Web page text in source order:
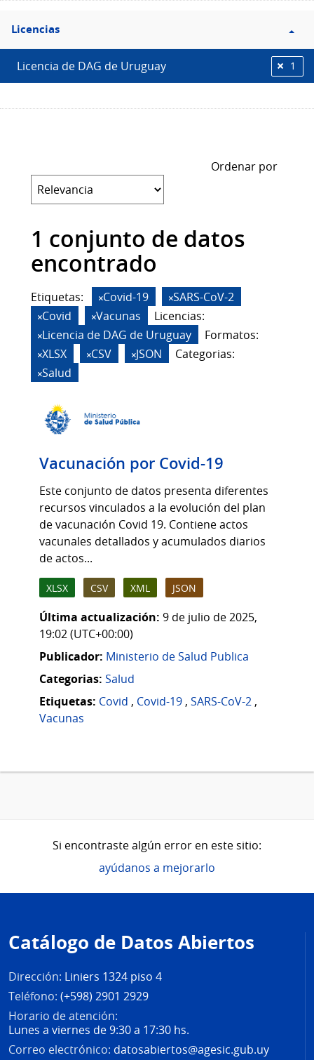
Filtro
Licencias
Licencias
Licencia de DAG de Uruguay 1
Ordenar por
1 conjunto de datos
encontrado
Etiquetas: Covid-19
SARS-CoV-2
Covid
Vacunas
Licencias:
Licencia de DAG de Uruguay
Formatos:
XLSX
CSV JSON
Categorias:
Salud
Vacunación por Covid-19
Este conjunto de datos presenta diferentes
recursos vinculados a la evolución del plan
de vacunación Covid 19. Contiene actos
vacunales detallados y acumulados diarios
de actos...
XLSX CSV XML JSON
Última actualización: 9 de julio de 2025,
19:02 (UTC+00:00)
Publicador: Ministerio de Salud Publica
Categorias: Salud
Etiquetas: Covid , Covid-19 , SARS-CoV-2 ,
Vacunas
Si encontraste algún error en este sitio:
ayúdanos a mejorarlo
de
página
Catálogo de Datos Abiertos
Dirección: Liniers 1324 piso 4
Teléfono: (+598) 2901 2929
Horario de atención:
Lunes a viernes de 9:30 a 17:30 hs.
Correo electrónico: datosabiertos@agesic.gub.uy